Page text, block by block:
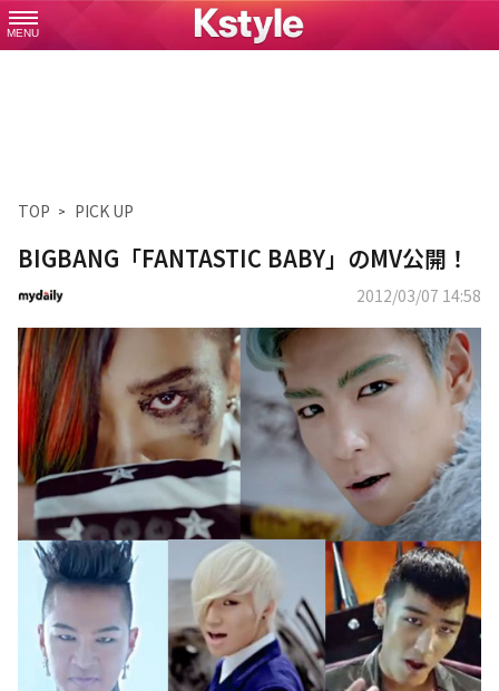
MENU
TOP PICK UP
BIGBANG「FANTASTIC BABY」のMV公開！
2012/03/07 14:58